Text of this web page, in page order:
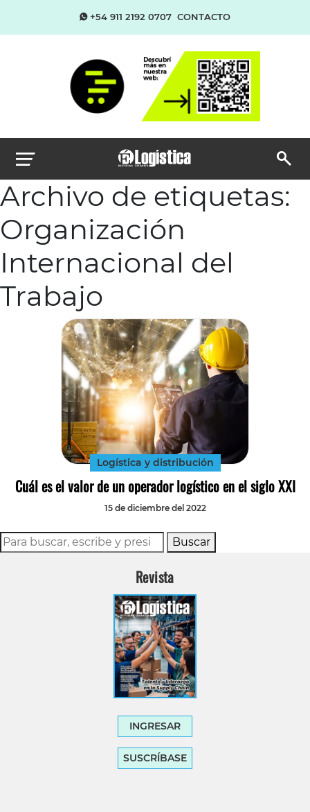
+54 911 2192 0707 CONTACTO
Archivo de etiquetas:
Organización
Internacional del
Trabajo
Logística y distribución
Cuál es el valor de un operador logístico en el siglo XXI
15 de diciembre del 2022
Buscar
Revista
INGRESAR
SUSCRÍBASE